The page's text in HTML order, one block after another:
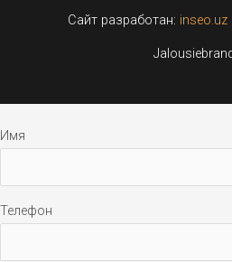
Сайт разработан: inseo.uz
Имя
Телефон